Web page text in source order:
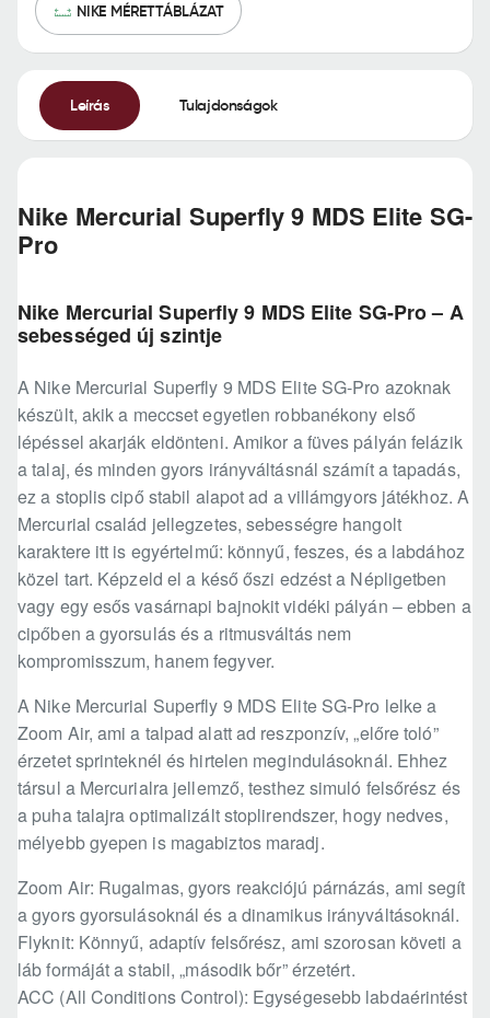
NIKE MÉRETTÁBLÁZAT
Leírás Tulajdonságok
Nike Mercurial Superfly 9 MDS Elite SG-
Pro
Nike Mercurial Superfly 9 MDS Elite SG-Pro – A
sebességed új szintje
A Nike Mercurial Superfly 9 MDS Elite SG-Pro azoknak
készült, akik a meccset egyetlen robbanékony első
lépéssel akarják eldönteni. Amikor a füves pályán felázik
a talaj, és minden gyors irányváltásnál számít a tapadás,
ez a stoplis cipő stabil alapot ad a villámgyors játékhoz. A
Mercurial család jellegzetes, sebességre hangolt
karaktere itt is egyértelmű: könnyű, feszes, és a labdához
közel tart. Képzeld el a késő őszi edzést a Népligetben
vagy egy esős vasárnapi bajnokit vidéki pályán – ebben a
cipőben a gyorsulás és a ritmusváltás nem
kompromisszum, hanem fegyver.
A Nike Mercurial Superfly 9 MDS Elite SG-Pro lelke a
Zoom Air, ami a talpad alatt ad reszponzív, „előre toló”
érzetet sprinteknél és hirtelen megindulásoknál. Ehhez
társul a Mercurialra jellemző, testhez simuló felsőrész és
a puha talajra optimalizált stoplirendszer, hogy nedves,
mélyebb gyepen is magabiztos maradj.
Zoom Air: Rugalmas, gyors reakciójú párnázás, ami segít
a gyors gyorsulásoknál és a dinamikus irányváltásoknál.
Flyknit: Könnyű, adaptív felsőrész, ami szorosan követi a
láb formáját a stabil, „második bőr” érzetért.
ACC (All Conditions Control): Egységesebb labdaérintést